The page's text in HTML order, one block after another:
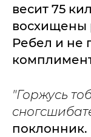
весит 75
восхищены
Ребел и не
"Горжусь
поклонник.